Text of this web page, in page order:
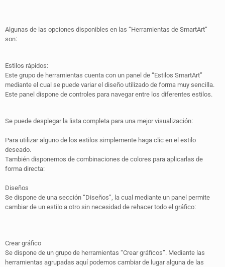
Algunas de las opciones disponibles en las “Herramientas de SmartArt”
son:
Estilos rápidos:
Este grupo de herramientas cuenta con un panel de “Estilos SmartArt”
mediante el cual se puede variar el diseño utilizado de forma muy sencilla.
Este panel dispone de controles para navegar entre los diferentes estilos.
Se puede desplegar la lista completa para una mejor visualización:
Para utilizar alguno de los estilos simplemente haga clic en el estilo
deseado.
También disponemos de combinaciones de colores para aplicarlas de
forma directa:
Diseños
Se dispone de una sección “Diseños”, la cual mediante un panel permite
cambiar de un estilo a otro sin necesidad de rehacer todo el gráfico:
Crear gráfico
Se dispone de un grupo de herramientas “Crear gráficos”. Mediante las
herramientas agrupadas aquí podemos cambiar de lugar alguna de las